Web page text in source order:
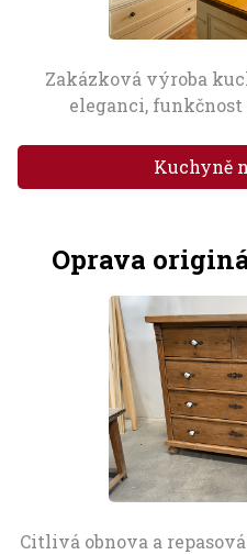
Zakázková výroba
eleganci, funkčnost
Kuchyně
Oprava
Citlivá obnova a